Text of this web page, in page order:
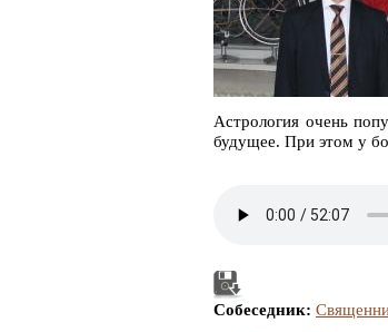
Астрология очень
будущее. При этом у
Собеседник: